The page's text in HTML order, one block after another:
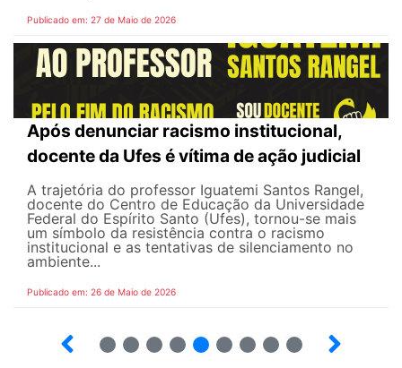
Publicado em: 27 de Maio de 2026
Após denunciar racismo institucional,
docente da Ufes é vítima de ação judicial
A trajetória do professor Iguatemi Santos Rangel,
docente do Centro de Educação da Universidade
Federal do Espírito Santo (Ufes), tornou-se mais
um símbolo da resistência contra o racismo
institucional e as tentativas de silenciamento no
ambiente...
Publicado em: 26 de Maio de 2026